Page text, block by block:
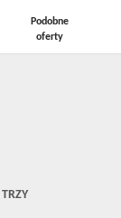
Podobne
oferty